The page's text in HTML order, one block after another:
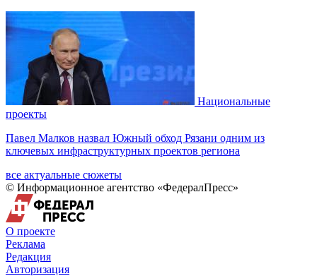
Национальные
проекты
Павел Малков назвал Южный обход Рязани одним из
ключевых инфраструктурных проектов региона
все актуальные сюжеты
© Информационное агентство «ФедералПресс»
О проекте
Реклама
Редакция
Авторизация